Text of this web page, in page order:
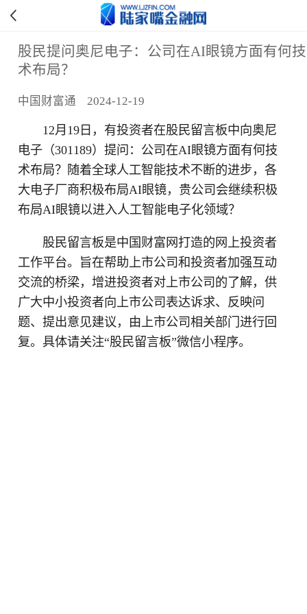
股民提问奥尼电子：公司在AI眼镜方面有何技
术布局？
中国财富通 2024-12-19
12月19日，有投资者在股民留言板中向奥尼
电子（301189）提问：公司在AI眼镜方面有何技
术布局？随着全球人工智能技术不断的进步，各
大电子厂商积极布局AI眼镜，贵公司会继续积极
布局AI眼镜以进入人工智能电子化领域？
股民留言板是中国财富网打造的网上投资者
工作平台。旨在帮助上市公司和投资者加强互动
交流的桥梁，增进投资者对上市公司的了解，供
广大中小投资者向上市公司表达诉求、反映问
题、提出意见建议，由上市公司相关部门进行回
复。具体请关注“股民留言板”微信小程序。